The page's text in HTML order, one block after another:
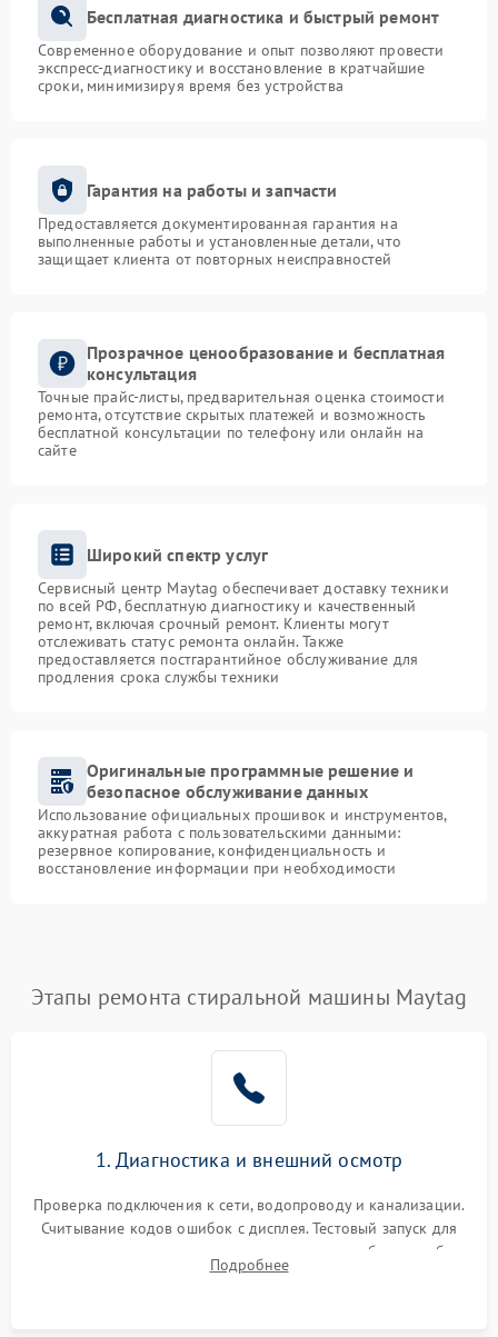
Бесплатная диагностика и быстрый ремонт
Современное оборудование и опыт позволяют провести
экспресс-диагностику и восстановление в кратчайшие
сроки, минимизируя время без устройства
Гарантия на работы и запчасти
Предоставляется документированная гарантия на
выполненные работы и установленные детали, что
защищает клиента от повторных неисправностей
Прозрачное ценообразование и бесплатная
консультация
Точные прайс-листы, предварительная оценка стоимости
ремонта, отсутствие скрытых платежей и возможность
бесплатной консультации по телефону или онлайн на
сайте
Широкий спектр услуг
Сервисный центр Maytag обеспечивает доставку техники
по всей РФ, бесплатную диагностику и качественный
ремонт, включая срочный ремонт. Клиенты могут
отслеживать статус ремонта онлайн. Также
предоставляется постгарантийное обслуживание для
продления срока службы техники
Оригинальные программные решение и
безопасное обслуживание данных
Использование официальных прошивок и инструментов,
аккуратная работа с пользовательскими данными:
резервное копирование, конфиденциальность и
восстановление информации при необходимости
Этапы ремонта стиральной машины Maytag
1. Диагностика и внешний осмотр
Проверка подключения к сети, водопроводу и канализации.
Считывание кодов ошибок с дисплея. Тестовый запуск для
выявления посторонних шумов, протечек или сбоев в работе
электронного модуля управления.
Подробнее